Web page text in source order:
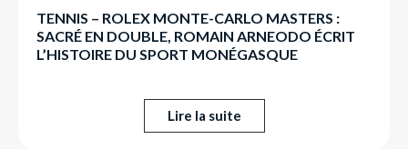
TENNIS – ROLEX MONTE-CARLO MASTERS :
SACRÉ EN DOUBLE, ROMAIN ARNEODO ÉCRIT
L’HISTOIRE DU SPORT MONÉGASQUE
Lire la suite